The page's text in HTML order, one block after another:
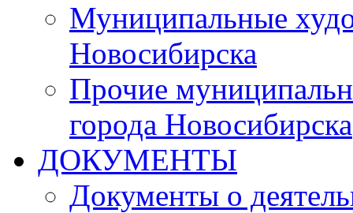
Муниципальные
Новосибирска
Прочие
города Новосибирска
ДОКУМЕНТЫ
Документы о